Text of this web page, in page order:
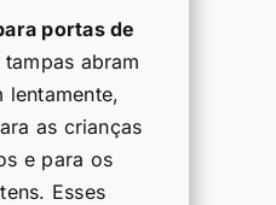
portas de
abram
lentamente,
as crianças
e para os
Esses